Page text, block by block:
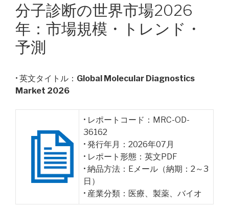
分子診断の世界市場2026
年：市場規模・トレンド・
予測
• 英文タイトル： Global Molecular Diagnostics
Market 2026
• レポートコード：MRC-OD-
36162
• 発行年月：2026年07月
• レポート形態：英文PDF
• 納品方法：Eメール（納期：2～3
日）
• 産業分類：医療、製薬、バイオ